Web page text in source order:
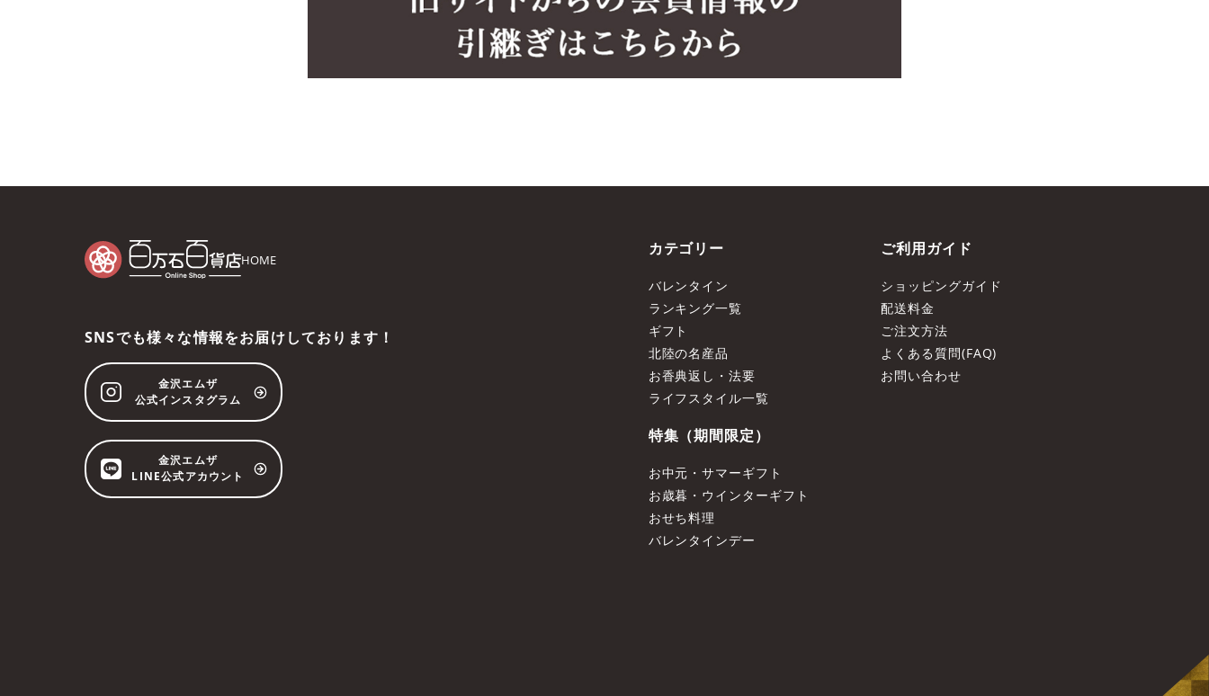
HOME
カテゴリー
バレンタイン
ランキング一覧
ギフト
北陸の名産品
お香典返し・法要
ライフスタイル一覧
特集（期間限定）
お中元・サマーギフト
お歳暮・ウインターギフト
おせち料理
バレンタインデー
ご利用ガイド
ショッピングガイド
配送料金
ご注文方法
よくある質問(FAQ)
お問い合わせ
SNSでも様々な情報をお届けしております！
金沢エムザ
公式インスタグラム
金沢エムザ
LINE公式アカウント